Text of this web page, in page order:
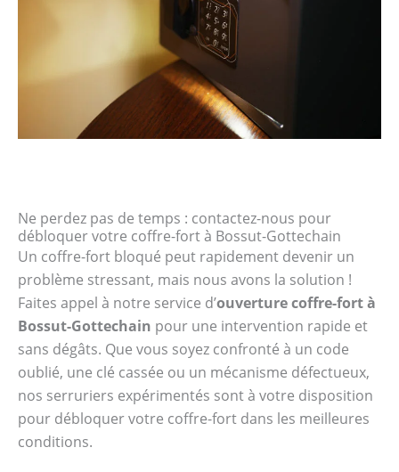
Ne perdez pas de temps : contactez-nous pour
débloquer votre coffre-fort à Bossut-Gottechain
Un coffre-fort bloqué peut rapidement devenir un
problème stressant, mais nous avons la solution !
Faites appel à notre service d’ouverture coffre-fort à
Bossut-Gottechain pour une intervention rapide et
sans dégâts. Que vous soyez confronté à un code
oublié, une clé cassée ou un mécanisme défectueux,
nos serruriers expérimentés sont à votre disposition
pour débloquer votre coffre-fort dans les meilleures
conditions.